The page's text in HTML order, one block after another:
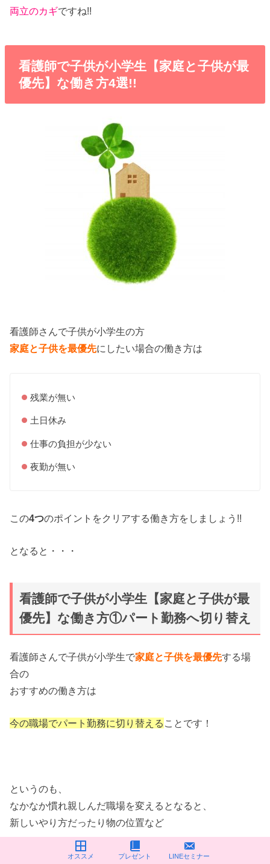
両立のカギですね!!
看護師で子供が小学生【家庭と子供が最
優先】な働き方4選!!
看護師さんで子供が小学生の方
家庭と子供を最優先にしたい場合の働き方は
残業が無い
土日休み
仕事の負担が少ない
夜勤が無い
この4つのポイントをクリアする働き方をしましょう!!
となると・・・
看護師で子供が小学生【家庭と子供が最
優先】な働き方①パート勤務へ切り替え
看護師さんで子供が小学生で家庭と子供を最優先する場
合の
おすすめの働き方は
今の職場でパート勤務に切り替える ことです！
というのも、
なかなか慣れ親しんだ職場を変えるとなると、
新しいやり方だったり物の位置など
一から覚え直す必要があるからです。
オススメ プレゼント LINEセミナー